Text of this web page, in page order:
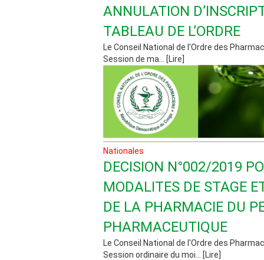
ANNULATION
TABLEAU DE L’ORDRE
Le Conseil National de l'Ordre des
Session de ma... [Lire]
Nationales
DECISION N°002/2019
MODALITES DE STAGE
DE LA PHARMACIE DU
PHARMACEUTIQUE
Le Conseil National de l'Ordre des
Session ordinaire du moi... [Lire]